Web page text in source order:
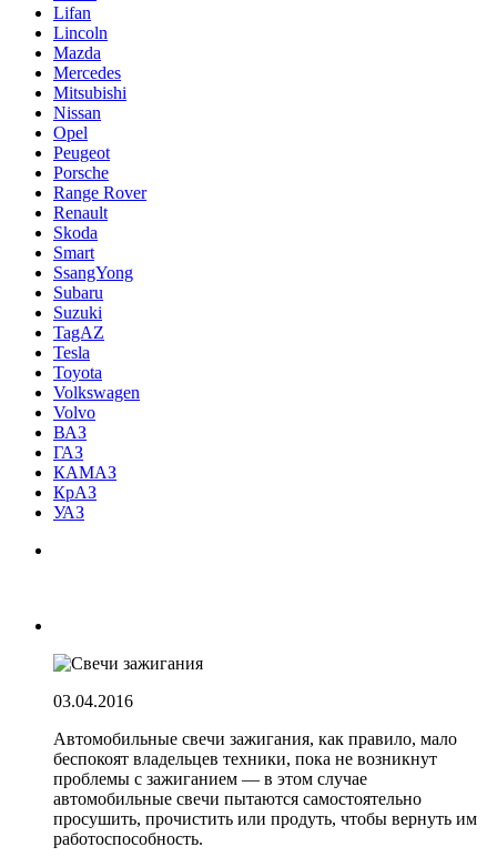
Lifan
Lincoln
Mazda
Mercedes
Mitsubishi
Nissan
Opel
Peugeot
Porsche
Range Rover
Renault
Skoda
Smart
SsangYong
Subaru
Suzuki
TagAZ
Tesla
Toyota
Volkswagen
Volvo
ВАЗ
ГАЗ
КАМАЗ
КрАЗ
УАЗ
03.04.2016
Автомобильные свечи зажигания, как правило, мало
беспокоят владельцев техники, пока не возникнут
проблемы с зажиганием — в этом случае
автомобильные свечи пытаются самостоятельно
просушить, прочистить или продуть, чтобы вернуть им
работоспособность.